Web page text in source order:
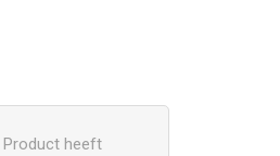
Product heeft